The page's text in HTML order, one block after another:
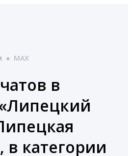
● MAX
в
в категории